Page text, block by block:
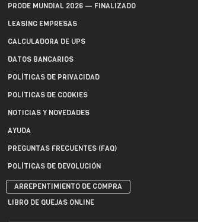
PRODE MUNDIAL 2026 — FINALIZADO
LEASING EMPRESAS
CALCULADORA DE UPS
DATOS BANCARIOS
POLÍTICAS DE PRIVACIDAD
POLÍTICAS DE COOKIES
NOTICIAS Y NOVEDADES
AYUDA
PREGUNTAS FRECUENTES (FAQ)
POLÍTICAS DE DEVOLUCIÓN
ARREPENTIMIENTO DE COMPRA
LIBRO DE QUEJAS ONLINE